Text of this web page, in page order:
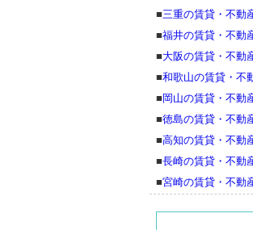
■三重の賃貸・不動
■福井の賃貸・不動
■大阪の賃貸・不動
■和歌山の賃貸・不
■ 岡山の賃貸・不動
■徳島の賃貸・不動
■高知の賃貸・不動
■長崎の賃貸・不動
■宮崎の賃貸・不動